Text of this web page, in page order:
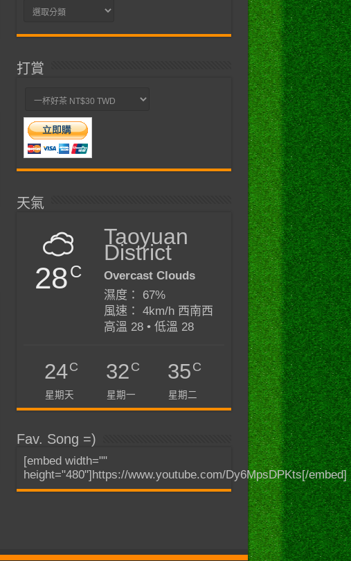
分
打賞
天氣
28C
Taoyuan
District
Overcast Clouds
濕度： 67%
風速： 4km/h 西南西
高溫 28 • 低溫 28
24C
星期天
32C
星期一
35C
星期二
Fav. Song =)
[embed width=""
height="480"]https://www.youtube.com/Dy6MpsDPKts[/embed]